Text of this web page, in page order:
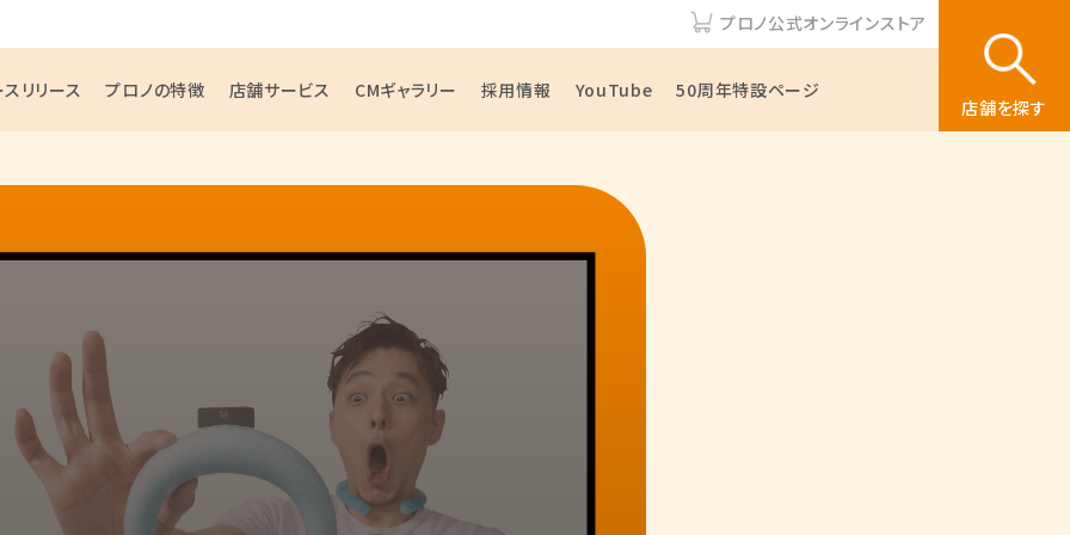
プロノ公式オンラインストア
リリース プロノの特徴 店舗サービス CMギャラリー 採用情報 YouTube 50周年特設ページ
店舗を探す